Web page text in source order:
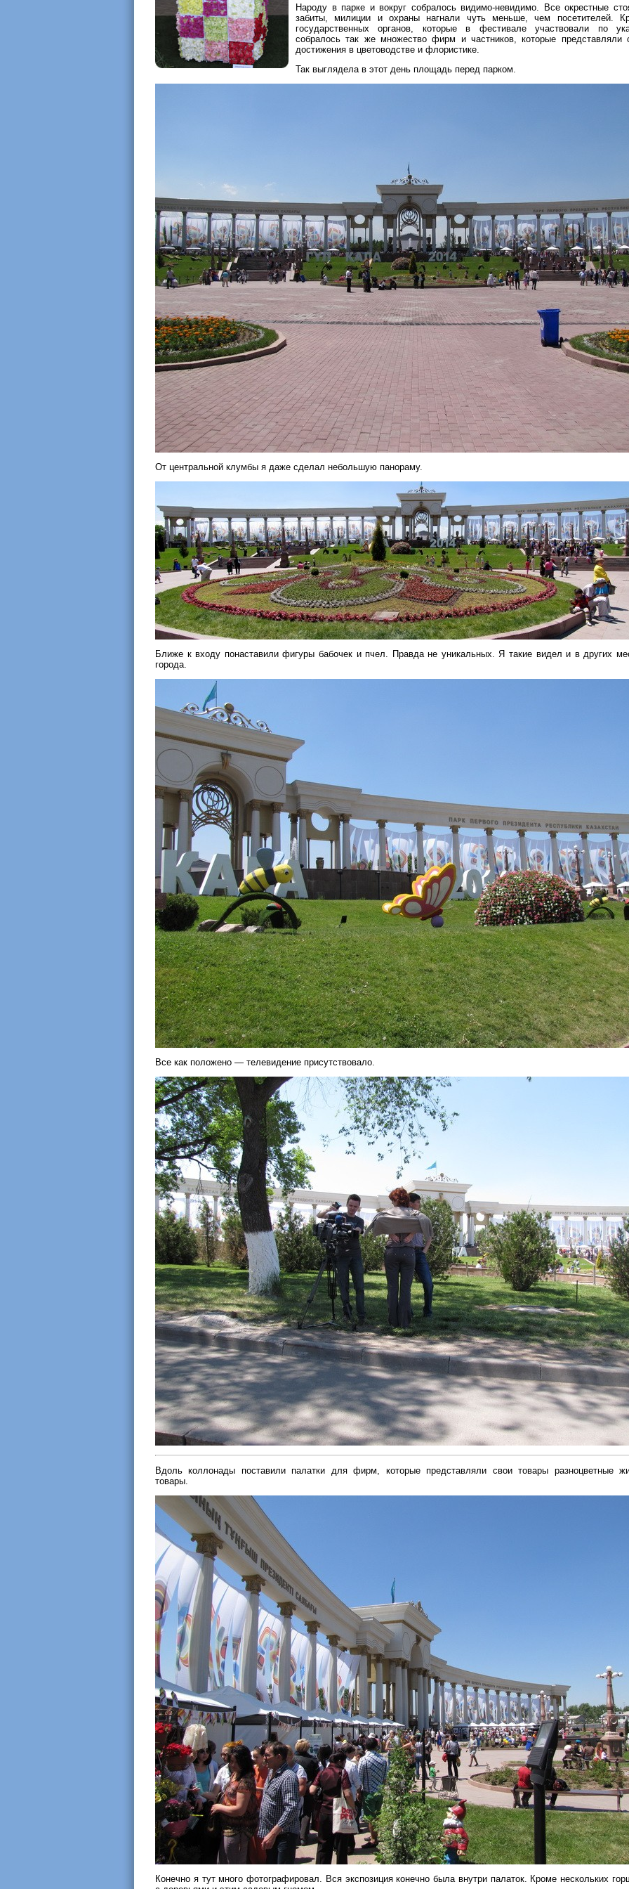
Народу в парке и вокруг собралось видимо-невидимо. Все окрестные
забиты, милиции и охраны нагнали чуть меньше, чем посетителей.
государственных органов, которые в фестивале участвовали по
собралось так же множество фирм и частников, которые представляли
достижения в цветоводстве и флористике.
Так выглядела в этот день площадь перед парком.
От центральной клумбы я даже сделал небольшую панораму.
Ближе к входу понаставили фигуры бабочек и пчел. Правда не уникальных. Я такие видел и в других
города.
Все как положено — телевидение присутствовало.
Вдоль коллонады поставили палатки для фирм, которые представляли свои товары разноцветные
товары.
Конечно я тут много фотографировал. Вся экспозиция конечно была внутри палаток. Кроме нескольких